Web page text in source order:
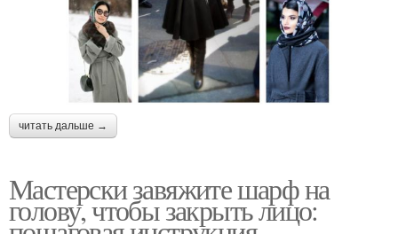
читать дальше →
Мастерски завяжите шарф на
голову, чтобы закрыть лицо: